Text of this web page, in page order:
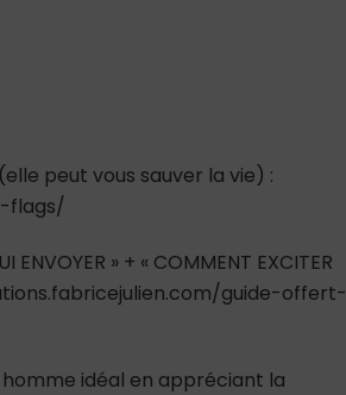
peut vous sauver la vie) :
flags/
ENVOYER » + « COMMENT EXCITER
guide-offert-
homme idéal en appréciant la